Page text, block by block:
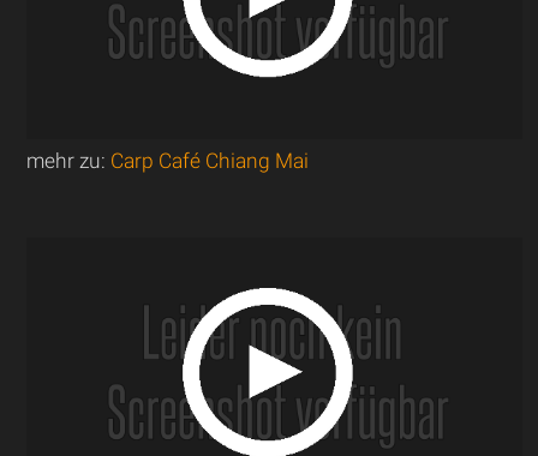
mehr zu: Carp Café Chiang Mai